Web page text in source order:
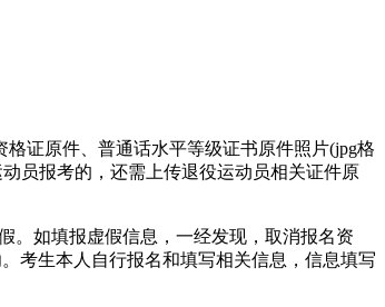
证原件、普通话水平等级证书原件照片(jpg格
员报考的，还需上传退役运动员相关证件原
。如填报虚假信息，一经发现，取消报名资
考生本人自行报名和填写相关信息，信息填写